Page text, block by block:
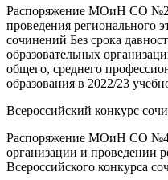
Распоряжение МОиН СО
проведения регионального
сочинений Без срока
образовательных
общего, среднего
образования в 2022/23
Всероссийский конкурс
Распоряжение МОиН СО
организации и проведении
Всероссийского конкурса